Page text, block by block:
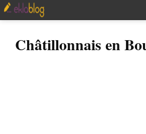
Châtillonnais en